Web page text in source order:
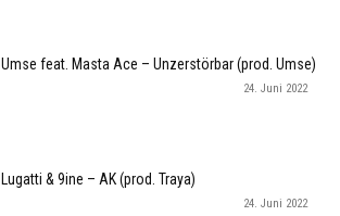
Umse feat. Masta Ace – Unzerstörbar (prod. Umse)
24. Juni 2022
Lugatti & 9ine – AK (prod. Traya)
24. Juni 2022